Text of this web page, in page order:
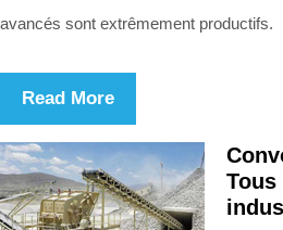
avancés sont extrêmement productifs.
Read More